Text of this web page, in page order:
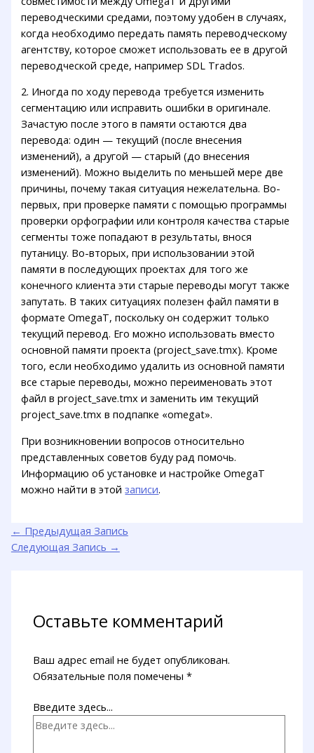
переводческими средами, поэтому удобен в случаях,
когда необходимо передать память переводческому
агентству, которое сможет использовать ее в другой
переводческой среде, например SDL Trados.
2. Иногда по ходу перевода требуется изменить
сегментацию или исправить ошибки в оригинале.
Зачастую после этого в памяти остаются два
перевода: один — текущий (после внесения
изменений), а другой — старый (до внесения
изменений). Можно выделить по меньшей мере две
причины, почему такая ситуация нежелательна. Во-
первых, при проверке памяти с помощью программы
проверки орфографии или контроля качества старые
сегменты тоже попадают в результаты, внося
путаницу. Во-вторых, при использовании этой
памяти в последующих проектах для того же
конечного клиента эти старые переводы могут также
запутать. В таких ситуациях полезен файл памяти в
формате OmegaT, поскольку он содержит только
текущий перевод. Его можно использовать вместо
основной памяти проекта (project_save.tmx). Кроме
того, если необходимо удалить из основной памяти
все старые переводы, можно переименовать этот
файл в project_save.tmx и заменить им текущий
project_save.tmx в подпапке «omegat».
При возникновении вопросов относительно
представленных советов буду рад помочь.
Информацию об установке и настройке OmegaT
можно найти в этойзаписи.
← Предыдущая Запись
Следующая Запись →
Оставьте комментарий
Ваш адрес email не будет опубликован.
Обязательные поля помечены*
Введите здесь...